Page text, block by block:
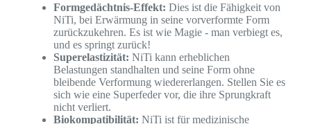
Formgedächtnis-Effekt: Dies ist die Fähigkeit von
NiTi, bei Erwärmung in seine vorverformte Form
zurückzukehren. Es ist wie Magie - man verbiegt es,
und es springt zurück!
Superelastizität: NiTi kann erheblichen
Belastungen standhalten und seine Form ohne
bleibende Verformung wiedererlangen. Stellen Sie es
sich wie eine Superfeder vor, die ihre Sprungkraft
nicht verliert.
Biokompatibilität: NiTi ist für medizinische